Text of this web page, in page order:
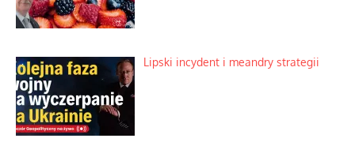
Lipski incydent i meandry strategii